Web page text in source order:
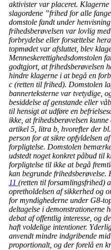
aktivister var placeret.
slagordene ”frihed for alle
domstole fandt under
frihedsberøvelsen var lovlig
forbrydelse eller forsættelse
topmødet var afsluttet, blev
Menneskerettighedsdomstolen
godtgjort, at frihedsberøvelsen
hindre klagerne i at begå en
c (retten til frihed). Domstolen
bannerteksterne var tvetydige,
besiddelse af genstande eller
til hensigt at udføre en
ikke, at frihedsberøvelsen
artikel 5, litra b, hvorefter der
person for at sikre opfyldelsen
forpligtelse. Domstolen
udstedt noget konkret påbud til
forpligtelse til ikke at begå
kan begrunde
11 (retten til forsamlingsfrihed)
opretholdelsen af sikkerhed og
for myndighederne under G8-
deltagelse i demonstrationerne
debat af offentlig interesse, og
haft voldelige intentioner.
anvendt mindre indgribende
proportionalt, og der forelå en